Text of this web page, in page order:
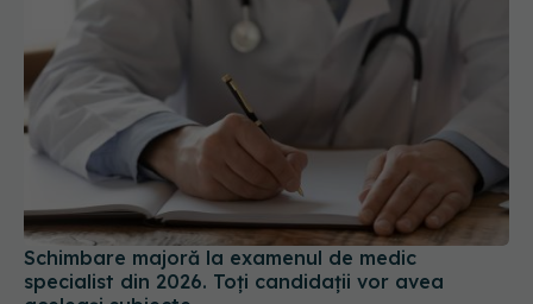
Schimbare majoră la examenul de medic
specialist din 2026. Toți candidații vor avea
aceleași subiecte
07 aug 2026, 11:52